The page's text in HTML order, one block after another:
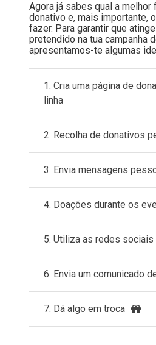
Agora já sabes qual a melhor
donativo e, mais importante,
fazer. Para garantir que
pretendido na tua campanha
apresentamos-te algumas
1. Cria uma página de
linha
2. Recolha de donativos
3. Envia mensagens
4. Doações durante os
5. Utiliza as redes sociais
6. Envia um comunicado
7. Dá algo em troca